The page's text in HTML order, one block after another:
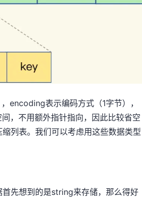
encoding表示编码方式（1字节），
，不用额外指针指向，因此比较省空
列表。我们可以考虑用这些数据类型
先想到的是string来存储，那么得好